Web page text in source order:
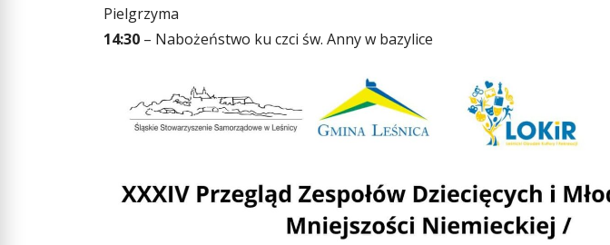
Pielgrzyma
14:30 – Nabożeństwo ku czci św. Anny w bazylice